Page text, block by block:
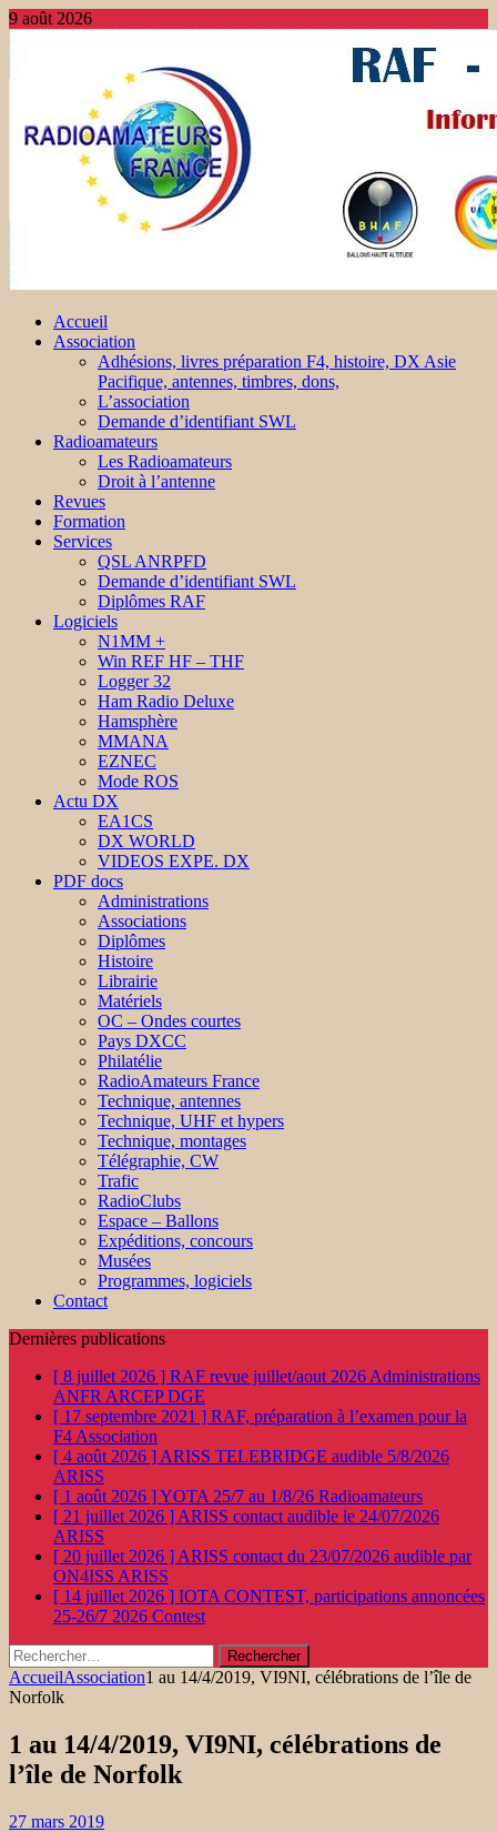
9 août 2026
Accueil
Association
Adhésions, livres préparation F4, histoire, DX Asie
Pacifique, antennes, timbres, dons,
L’association
Demande d’identifiant SWL
Radioamateurs
Les Radioamateurs
Droit à l’antenne
Revues
Formation
Services
QSL ANRPFD
Demande d’identifiant SWL
Diplômes RAF
Logiciels
N1MM +
Win REF HF – THF
Logger 32
Ham Radio Deluxe
Hamsphère
MMANA
EZNEC
Mode ROS
Actu DX
EA1CS
DX WORLD
VIDEOS EXPE. DX
PDF docs
Administrations
Associations
Diplômes
Histoire
Librairie
Matériels
OC – Ondes courtes
Pays DXCC
Philatélie
RadioAmateurs France
Technique, antennes
Technique, UHF et hypers
Technique, montages
Télégraphie, CW
Trafic
RadioClubs
Espace – Ballons
Expéditions, concours
Musées
Programmes, logiciels
Contact
Dernières publications
[ 8 juillet 2026 ] RAF revue juillet/aout 2026 Administrations
ANFR ARCEP DGE
[ 17 septembre 2021 ] RAF, préparation à l’examen pour la
F4 Association
[ 4 août 2026 ] ARISS TELEBRIDGE audible 5/8/2026
ARISS
[ 1 août 2026 ]YOTA 25/7 au 1/8/26 Radioamateurs
[ 21 juillet 2026 ] ARISS contact audible le 24/07/2026
ARISS
[ 20 juillet 2026 ] ARISS contact du 23/07/2026 audible par
ON4ISS ARISS
[ 14 juillet 2026 ] IOTA CONTEST, participations annoncées
25-26/7 2026 Contest
Rechercher :
AccueilAssociation1 au 14/4/2019, VI9NI, célébrations de l’île de
Norfolk
1 au 14/4/2019, VI9NI, célébrations de
l’île de Norfolk
27 mars 2019